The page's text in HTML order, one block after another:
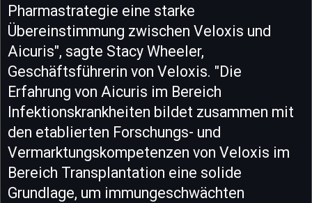
Pharmastrategie eine starke
Übereinstimmung zwischen Veloxis und
Aicuris", sagte Stacy Wheeler,
Geschäftsführerin von Veloxis. "Die
Erfahrung von Aicuris im Bereich
Infektionskrankheiten bildet zusammen mit
den etablierten Forschungs- und
Vermarktungskompetenzen von Veloxis im
Bereich Transplantation eine solide
Grundlage, um immungeschwächten